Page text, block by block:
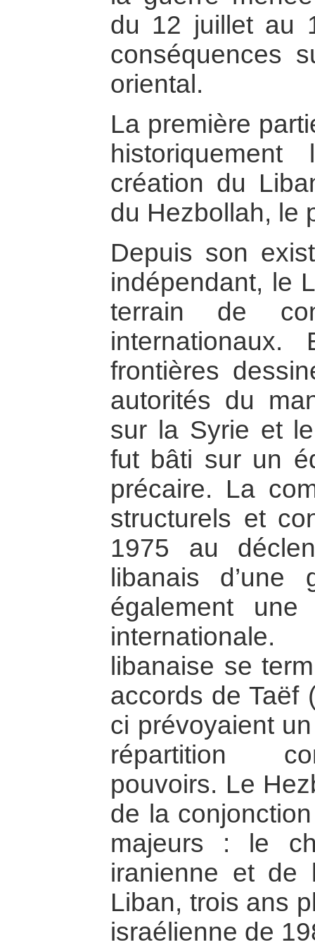
du 12 juillet au
conséquences
oriental.
La première
création du
du Hezbollah, le
Depuis son
indépendant, le
terrain de
frontières
autorités du
sur la Syrie et
fut bâti sur un
précaire. La
structurels et
1975 au
libanais
également
libanaise se
accords de Taëf
ci prévoyaient
répartition
pouvoirs. Le
de la
majeurs : le
iranienne et de
Liban, trois ans
israélienne de